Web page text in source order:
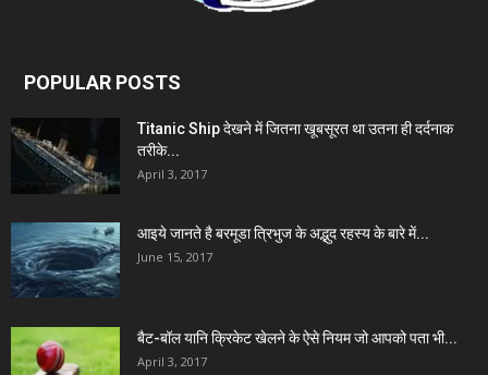
POPULAR POSTS
Titanic Ship देखने में जितना खूबसूरत था उतना ही दर्दनाक
तरीके...
April 3, 2017
आइये जानते है बरमूडा त्रिभुज के अद्भुद रहस्य के बारे में...
June 15, 2017
बैट-बॉल यानि क्रिकेट खेलने के ऐसे नियम जो आपको पता भी...
April 3, 2017